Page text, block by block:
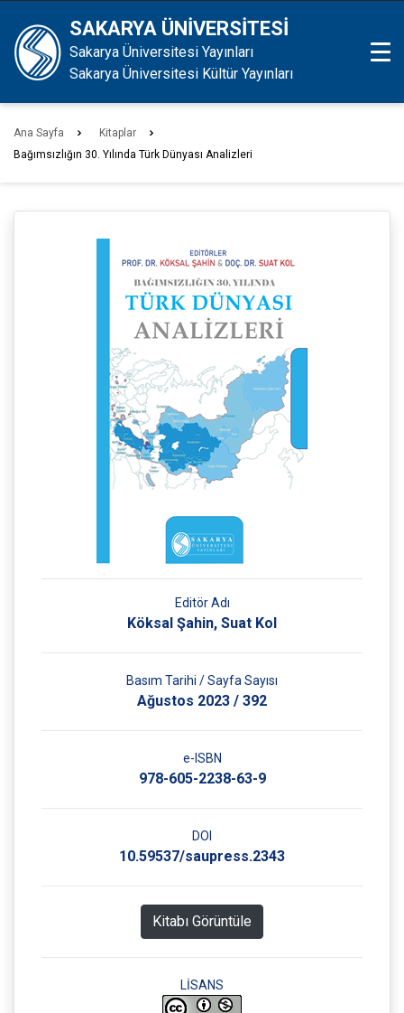
SAKARYA ÜNİVERSİTESİ
Sakarya Üniversitesi Yayınları
Sakarya Üniversitesi Kültür Yayınları
Ana Sayfa
Kitaplar
Bağımsızlığın 30. Yılında Türk Dünyası Analizleri
Editör Adı
Köksal Şahin, Suat Kol
Basım Tarihi / Sayfa Sayısı
Ağustos 2023 / 392
e-ISBN
978-605-2238-63-9
DOI
10.59537/saupress.2343
Kitabı Görüntüle
LİSANS